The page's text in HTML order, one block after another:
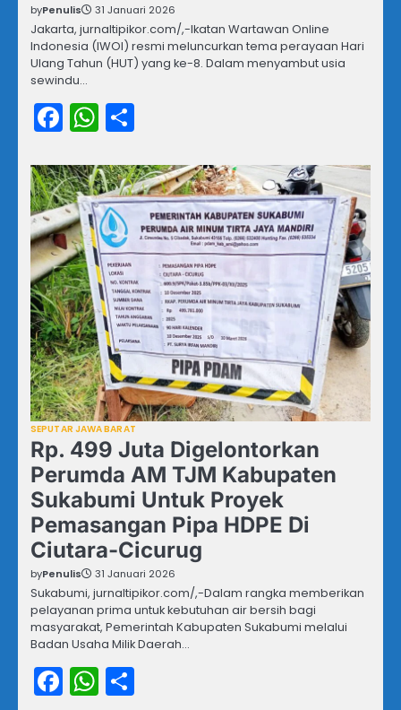
byPenulis 31 Januari 2026
Jakarta, jurnaltipikor.com/,-Ikatan Wartawan Online
Indonesia (IWOI) resmi meluncurkan tema perayaan Hari
Ulang Tahun (HUT) yang ke-8. Dalam menyambut usia
sewindu…
Facebook
WhatsApp
SEPUTAR JAWA BARAT
Rp. 499 Juta Digelontorkan
Perumda AM TJM Kabupaten
Sukabumi Untuk Proyek
Pemasangan Pipa HDPE Di
Ciutara-Cicurug
byPenulis 31 Januari 2026
Sukabumi, jurnaltipikor.com/,-Dalam rangka memberikan
pelayanan prima untuk kebutuhan air bersih bagi
masyarakat, Pemerintah Kabupaten Sukabumi melalui
Badan Usaha Milik Daerah…
Facebook
WhatsApp